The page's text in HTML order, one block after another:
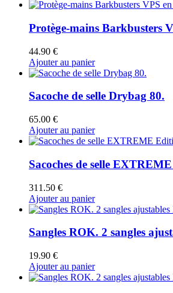
Protège-mains Barkbusters
44.90 €
Ajouter au panier
Sacoche de selle Drybag 80.
65.00 €
Ajouter au panier
Sacoches de selle
311.50 €
Ajouter au panier
Sangles ROK. 2 sangles
19.90 €
Ajouter au panier